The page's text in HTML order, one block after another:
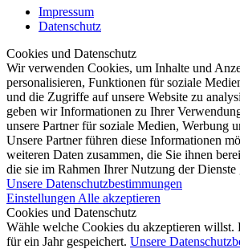
Impressum
Datenschutz
Cookies und Datenschutz
Wir verwenden Cookies, um Inhalte und
personalisieren, Funktionen für soziale
und die Zugriffe auf unsere Website zu
geben wir Informationen zu Ihrer
unsere Partner für soziale Medien, Werbung
Unsere Partner führen diese Informationen
weiteren Daten zusammen, die Sie ihnen
die sie im Rahmen Ihrer Nutzung der Dienste
Unsere Datenschutzbestimmungen
Einstellungen Alle akzeptieren
Cookies und Datenschutz
Wähle welche Cookies du akzeptieren
für ein Jahr gespeichert. Unsere